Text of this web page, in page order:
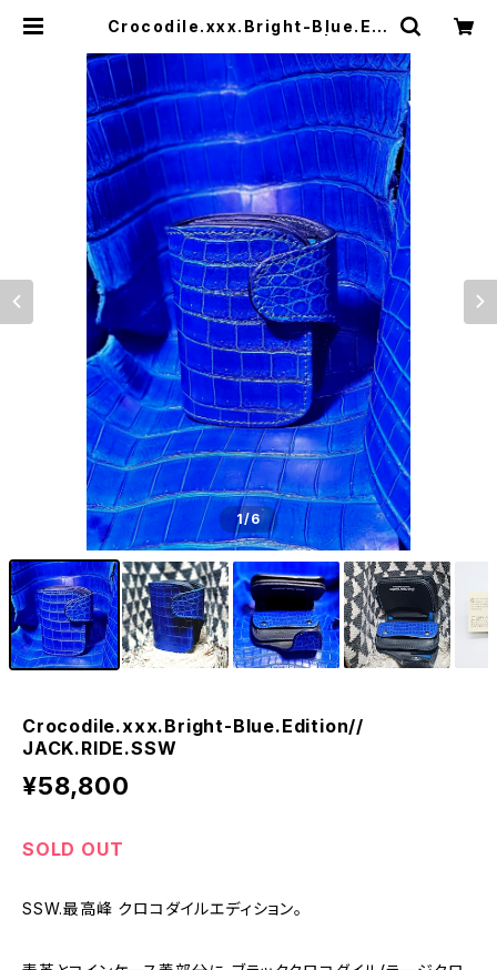
Crocodile.xxx.Bright-Blue.Edi
RIDE LEATHER.CO
1/6
Crocodile.xxx.Bright-Blue.Edition//
JACK.RIDE.SSW
¥58,800
SOLD OUT
SSW.最高峰 クロコダイルエディション。